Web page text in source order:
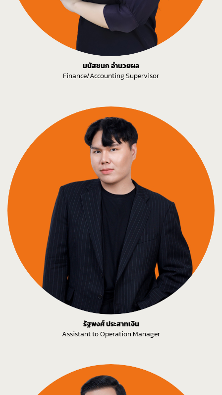
มนัสชนก อำนวยผล
Finance/Accounting Supervisor
รัฐพงศ์ ประสาทเงิน
Assistant to Operation Manager